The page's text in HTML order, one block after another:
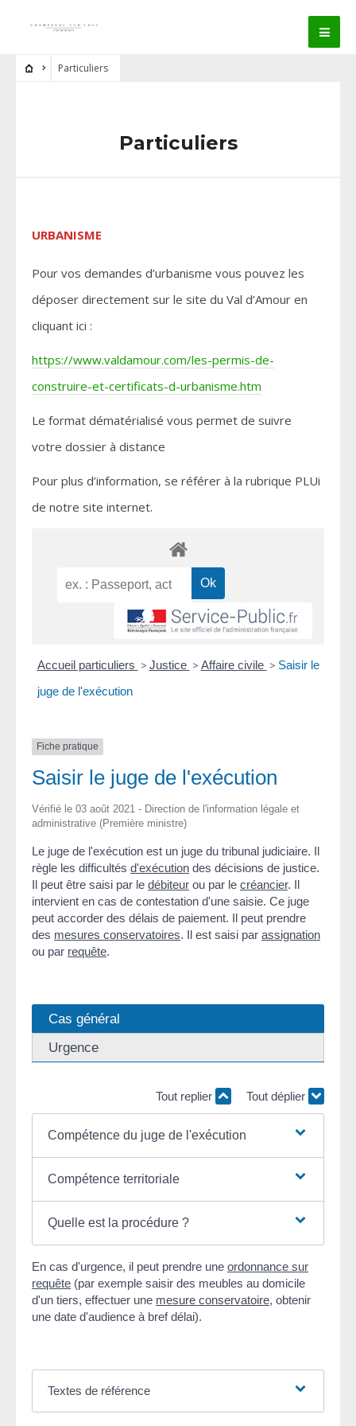
Particuliers
Particuliers
URBANISME
Pour vos demandes d’urbanisme vous pouvez les
déposer directement sur le site du Val d’Amour en
cliquant ici :
https://www.valdamour.com/les-permis-de-
construire-et-certificats-d-urbanisme.htm
Le format dématérialisé vous permet de suivre
votre dossier à distance
Pour plus d’information, se référer à la rubrique PLUi
de notre site internet.
Accueil particuliers > Justice > Affaire civile > Saisir le
juge de l'exécution
Fiche pratique
Saisir le juge de l'exécution
Vérifié le 03 août 2021 - Direction de l'information légale et
administrative (Première ministre)
Le juge de l'exécution est un juge du tribunal judiciaire. Il
règle les difficultés d'exécution des décisions de justice.
Il peut être saisi par le débiteur ou par le créancier. Il
intervient en cas de contestation d'une saisie. Ce juge
peut accorder des délais de paiement. Il peut prendre
des mesures conservatoires. Il est saisi par assignation
ou par requête.
Cas général
Urgence
Tout replier Tout déplier
Compétence du juge de l'exécution
Compétence territoriale
Quelle est la procédure ?
En cas d'urgence, il peut prendre une ordonnance sur
requête (par exemple saisir des meubles au domicile
d'un tiers, effectuer une mesure conservatoire, obtenir
une date d'audience à bref délai).
Textes de référence